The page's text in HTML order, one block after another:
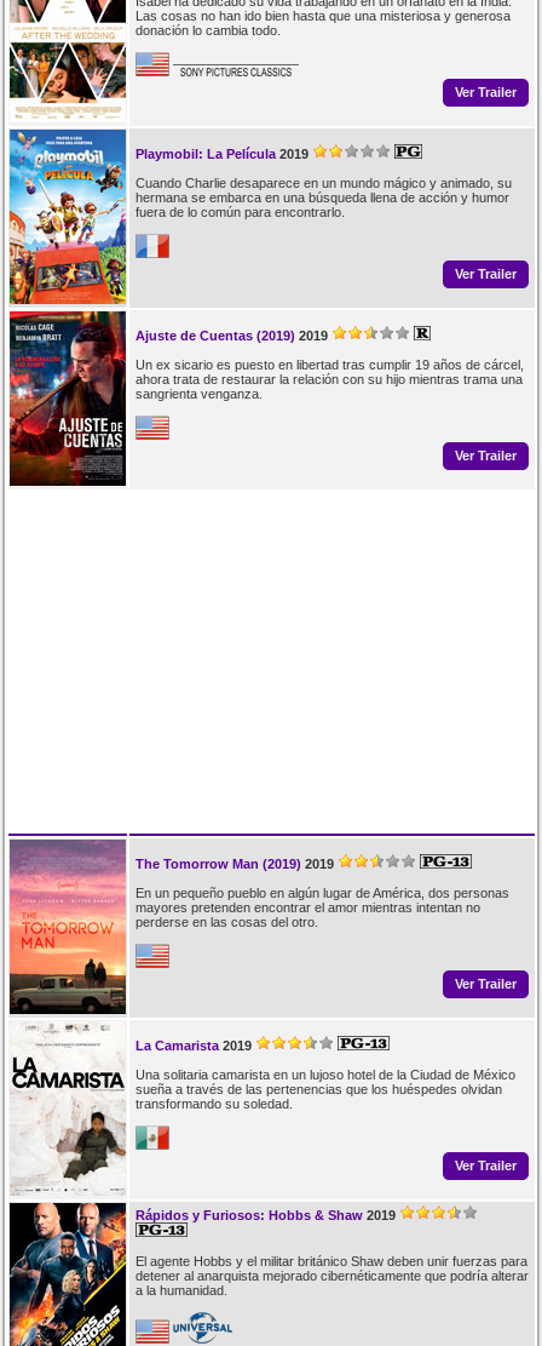
Las cosas no han ido bien hasta que una misteriosa y generosa
donación lo cambia todo.
Ver Trailer
Playmobil: La Película 2019
Cuando Charlie desaparece en un mundo mágico y animado, su
hermana se embarca en una búsqueda llena de acción y humor
fuera de lo común para encontrarlo.
Ver Trailer
Ajuste de Cuentas (2019) 2019
Un ex sicario es puesto en libertad tras cumplir 19 años de cárcel,
ahora trata de restaurar la relación con su hijo mientras trama una
sangrienta venganza.
Ver Trailer
The Tomorrow Man (2019) 2019
En un pequeño pueblo en algún lugar de América, dos personas
mayores pretenden encontrar el amor mientras intentan no
perderse en las cosas del otro.
Ver Trailer
La Camarista 2019
Una solitaria camarista en un lujoso hotel de la Ciudad de México
sueña a través de las pertenencias que los huéspedes olvidan
transformando su soledad.
Ver Trailer
Rápidos y Furiosos: Hobbs & Shaw 2019
El agente Hobbs y el militar británico Shaw deben unir fuerzas para
detener al anarquista mejorado cibernéticamente que podría alterar
a la humanidad.